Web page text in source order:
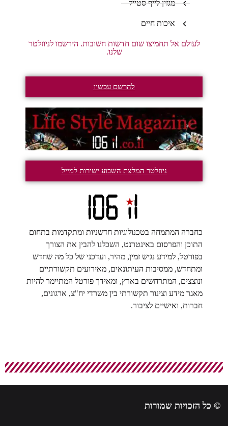
מגזין לייף סטייל
איכות חיים
לעולם אל תחמיצו שום חדשות חשובות. הירשמו לניוזלטר
שלנו.
להרשם עכשיו
ניוזלטר המלצת השבוע ישירות למייל
כחברה המתמחה בטכנולוגיות חדשניות ומתקדמות בתחום
התוכן והפרסום באינטרנט, השכלנו להבין את הצורך
בפורטל, למידע נגיש זמין, מהיר, ועדכני של כל מה שחדש
ומתחדש, ממסיבות העיתונאים, מאירועים תקשורתיים
ונוצצים, המתרחשים בארץ, ומאידך פורטל המתיימר להיות
מאגר מידע וצינור תקשורתי בין משרדי יח"צ, ארגונים,
חברות, ואישיים לציבור.
© כל הזכויות שמורות